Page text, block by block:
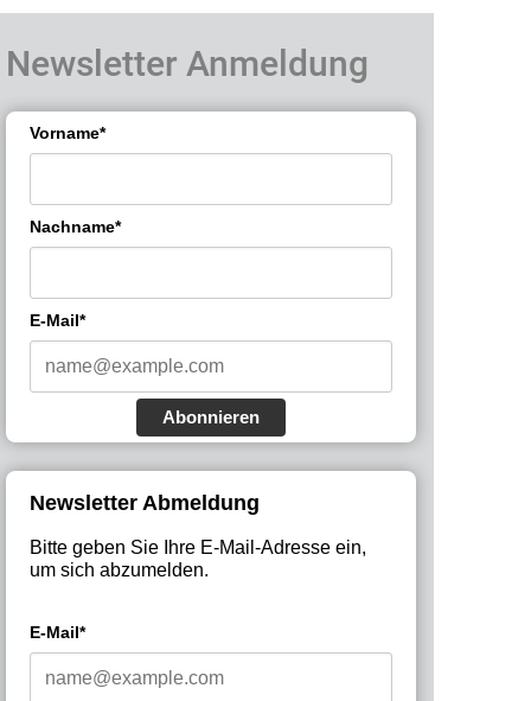
Newsletter Anmeldung
Vorname*
Nachname*
E-Mail*
Abonnieren
Newsletter Abmeldung
Bitte geben Sie Ihre E-Mail-Adresse ein,
um sich abzumelden.
E-Mail*